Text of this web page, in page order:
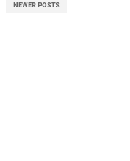
NEWER POSTS